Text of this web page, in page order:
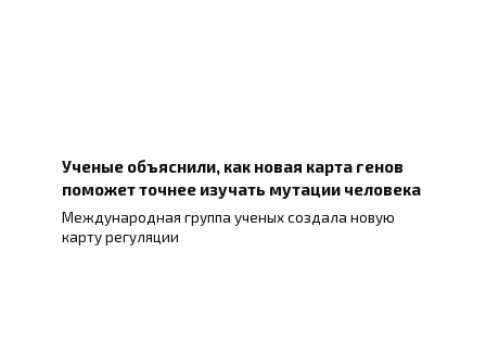
Ученые объяснили, как новая карта генов
поможет точнее изучать мутации человека
Международная группа ученых создала новую
карту регуляции